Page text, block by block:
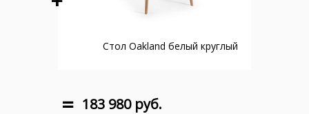
Стол Oakland белый круглый
183 980 руб.